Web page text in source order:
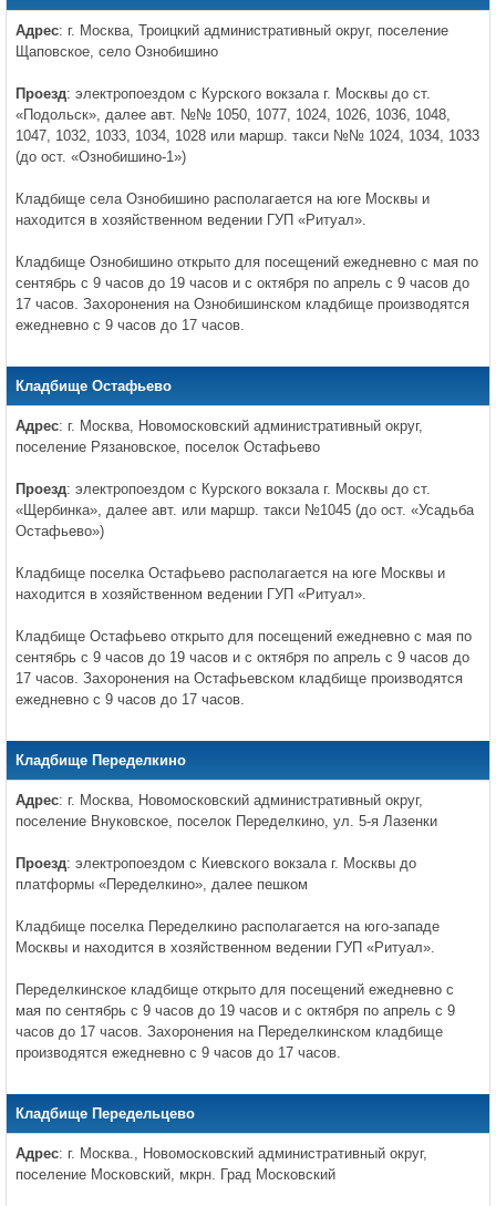
Адрес: г. Москва, Троицкий административный округ, поселение
Щаповское, село Ознобишино
Проезд: электропоездом с Курского вокзала г. Москвы до ст.
«Подольск», далее авт. №№ 1050, 1077, 1024, 1026, 1036, 1048,
1047, 1032, 1033, 1034, 1028 или маршр. такси №№ 1024, 1034, 1033
(до ост. «Ознобишино-1»)
Кладбище села Ознобишино располагается на юге Москвы и
находится в хозяйственном ведении ГУП «Ритуал».
Кладбище Ознобишино открыто для посещений ежедневно с мая по
сентябрь с 9 часов до 19 часов и с октября по апрель с 9 часов до
17 часов. Захоронения на Ознобишинском кладбище производятся
ежедневно с 9 часов до 17 часов.
Кладбище Остафьево
Адрес: г. Москва, Новомосковский административный округ,
поселение Рязановское, поселок Остафьево
Проезд: электропоездом с Курского вокзала г. Москвы до ст.
«Щербинка», далее авт. или маршр. такси №1045 (до ост. «Усадьба
Остафьево»)
Кладбище поселка Остафьево располагается на юге Москвы и
находится в хозяйственном ведении ГУП «Ритуал».
Кладбище Остафьево открыто для посещений ежедневно с мая по
сентябрь с 9 часов до 19 часов и с октября по апрель с 9 часов до
17 часов. Захоронения на Остафьевском кладбище производятся
ежедневно с 9 часов до 17 часов.
Кладбище Переделкино
Адрес: г. Москва, Новомосковский административный округ,
поселение Внуковское, поселок Переделкино, ул. 5-я Лазенки
Проезд: электропоездом с Киевского вокзала г. Москвы до
платформы «Переделкино», далее пешком
Кладбище поселка Переделкино располагается на юго-западе
Москвы и находится в хозяйственном ведении ГУП «Ритуал».
Переделкинское кладбище открыто для посещений ежедневно с
мая по сентябрь с 9 часов до 19 часов и с октября по апрель с 9
часов до 17 часов. Захоронения на Переделкинском кладбище
производятся ежедневно с 9 часов до 17 часов.
Кладбище Передельцево
Адрес: г. Москва., Новомосковский административный округ,
поселение Московский, мкрн. Град Московский